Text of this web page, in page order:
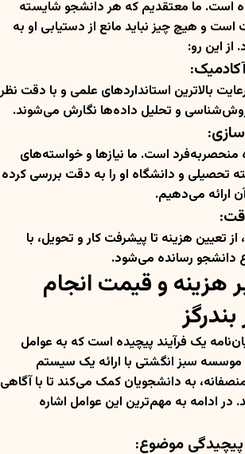
است. ما معتقدیم که هر دانشجو شایسته
و هیچ چیز نباید مانع از دستیابی او به
این رو:
بالاترین استانداردهای علمی و با دقت نظر
روش‌شناسی و تحلیل داده‌ها نگارش می‌شوند.
منحصربه‌فرد است. ما نیازها و خواسته‌های
تحصیلی و دانشگاه او را به دقت بررسی کرده
ارائه می‌دهیم.
تعیین هزینه تا پیشرفت کار و تحویل، با
دانشجو رسانده می‌شود.
هزینه و قیمت انجام
یک فرآیند پیچیده است که به عوامل
سبز انگشتی با ارائه یک سیستم
به دانشجویان کمک می‌کند تا با آگاهی
در ادامه به مهم‌ترین این عوامل اشاره